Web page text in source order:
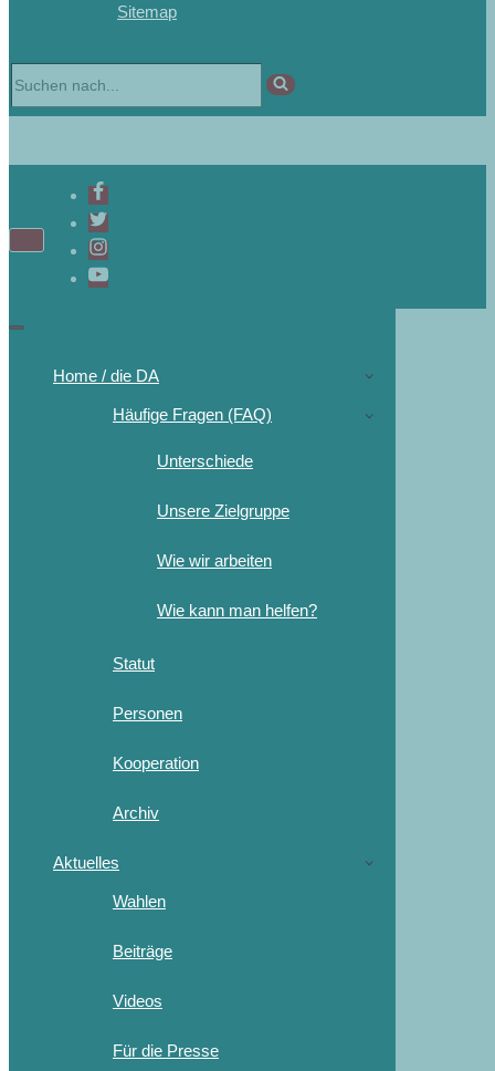
Sitemap
Home / die DA
Häufige Fragen (FAQ)
Unterschiede
Unsere Zielgruppe
Wie wir arbeiten
Wie kann man helfen?
Statut
Personen
Kooperation
Archiv
Aktuelles
Wahlen
Beiträge
Videos
Für die Presse